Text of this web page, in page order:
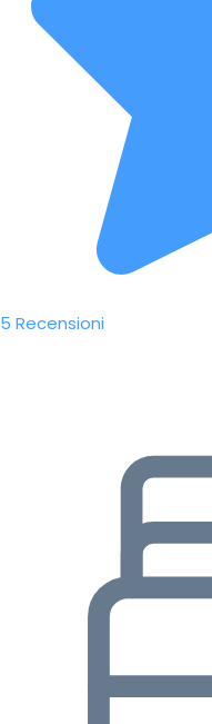
5 Recensioni